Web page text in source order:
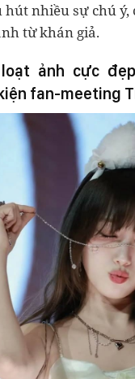
hút nhiều sự chú
từ khán giả.
ảnh cực
fan-meeting